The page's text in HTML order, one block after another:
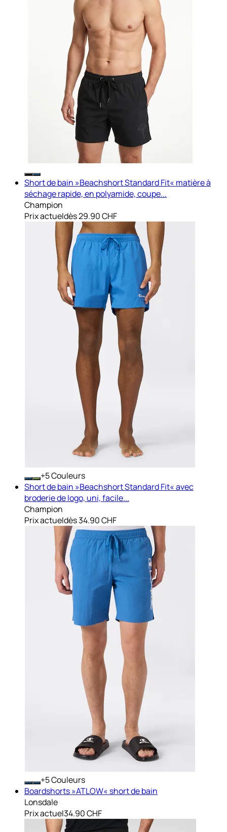
Short de bain »Beachshort Standard Fit« matière à
séchage rapide, en polyamide, coupe...
Champion
Prix actueldès29.90 CHF
+ Couleurs
Short de bain »Beachshort Standard Fit« avec
broderie de logo, uni, facile...
Champion
Prix actueldès34.90 CHF
+ Couleurs
Boardshorts »ATLOW« short de bain
Lonsdale
Prix actuel34.90 CHF